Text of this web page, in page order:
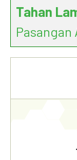
Tahan
Pasangan